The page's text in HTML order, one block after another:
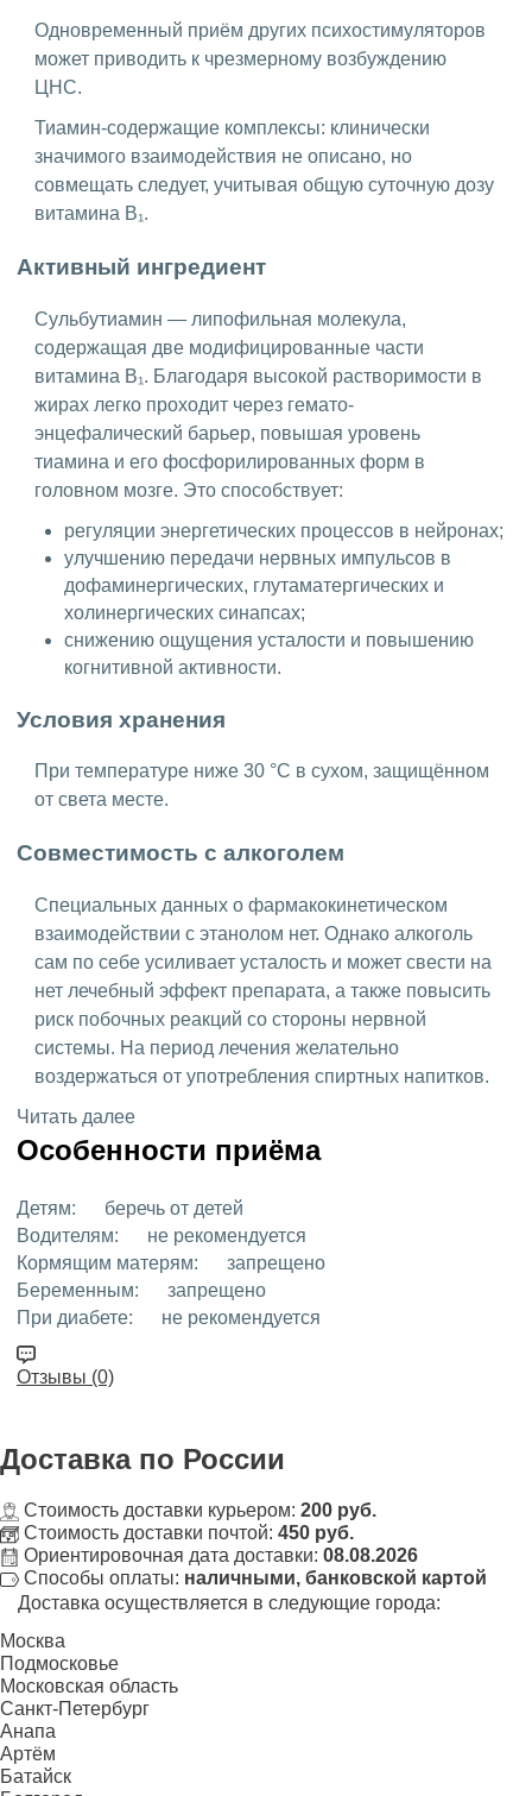
Одновременный приём других психостимуляторов
может приводить к чрезмерному возбуждению
ЦНС.
Тиамин-содержащие комплексы: клинически
значимого взаимодействия не описано, но
совмещать следует, учитывая общую суточную дозу
витамина B₁.
Активный ингредиент
Сульбутиамин — липофильная молекула,
содержащая две модифицированные части
витамина B₁. Благодаря высокой растворимости в
жирах легко проходит через гемато-
энцефалический барьер, повышая уровень
тиамина и его фосфорилированных форм в
головном мозге. Это способствует:
регуляции энергетических процессов в нейронах;
улучшению передачи нервных импульсов в
дофаминергических, глутаматергических и
холинергических синапсах;
снижению ощущения усталости и повышению
когнитивной активности.
Условия хранения
При температуре ниже 30 °C в сухом, защищённом
от света месте.
Совместимость с алкоголем
Специальных данных о фармакокинетическом
взаимодействии с этанолом нет. Однако алкоголь
сам по себе усиливает усталость и может свести на
нет лечебный эффект препарата, а также повысить
риск побочных реакций со стороны нервной
системы. На период лечения желательно
воздержаться от употребления спиртных напитков.
Читать далее
Особенности приёма
Детям:
беречь от детей
Водителям:
не рекомендуется
Кормящим матерям:
запрещено
Беременным:
запрещено
При диабете:
не рекомендуется
Отзывы (0)
Доставка по России
Стоимость доставки курьером: 200 руб.
Стоимость доставки почтой: 450 руб.
Ориентировочная дата доставки: 08.08.2026
Способы оплаты: наличными, банковской картой
Доставка осуществляется в следующие города:
Москва
Подмосковье
Московская область
Санкт-Петербург
Анапа
Артём
Батайск